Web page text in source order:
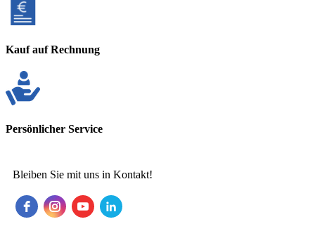
Kauf auf Rechnung
Persönlicher Service
Bleiben Sie mit uns in Kontakt!